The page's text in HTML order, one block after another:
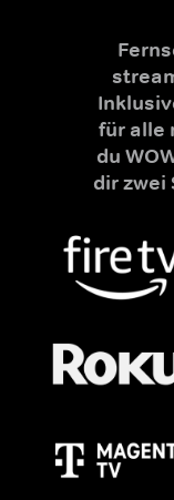
für alle
du
dir zwei